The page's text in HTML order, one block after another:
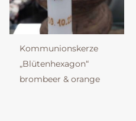
Kommunionskerze
„Blütenhexagon“
brombeer & orange